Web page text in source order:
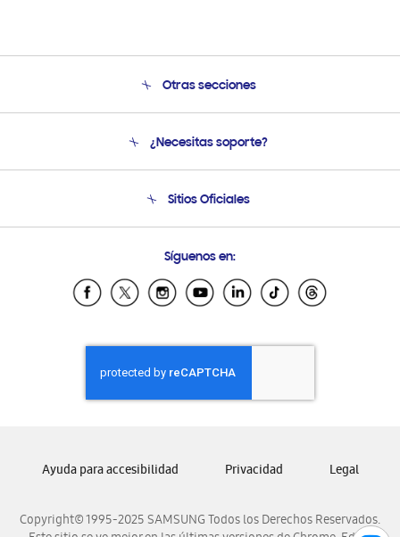
Otras secciones
Soporte
Condiciones de Compra
¿Necesitas soporte?
Soporte vía eMail
Sitios Oficiales
Samsung Ecuador
Samsung El Salvador
Samsung Honduras
Samsung Nicaragua
Samsung Panamá
Samsung Venezuela
Síguenos en:
Copyright© 1995-2025 SAMSUNG Todos los Derechos Reservados.
Ayuda para accesibilidad Privacidad Legal